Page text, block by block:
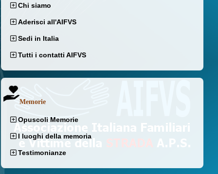
Chi siamo
Aderisci all'AIFVS
Sedi in Italia
Tutti i contatti AIFVS
Memorie
Opuscoli Memorie
I luoghi della memoria
Testimonianze